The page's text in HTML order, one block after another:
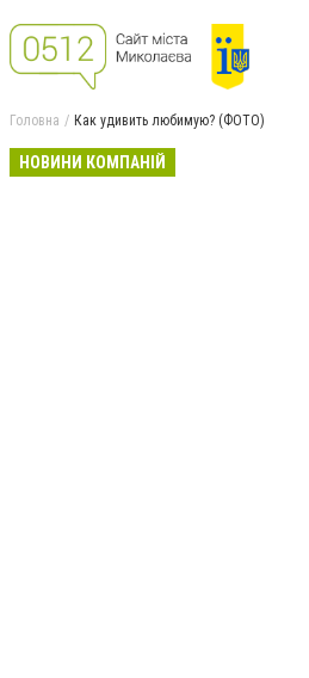
Головна Как удивить любимую? (ФОТО)
НОВИНИ КОМПАНІЙ